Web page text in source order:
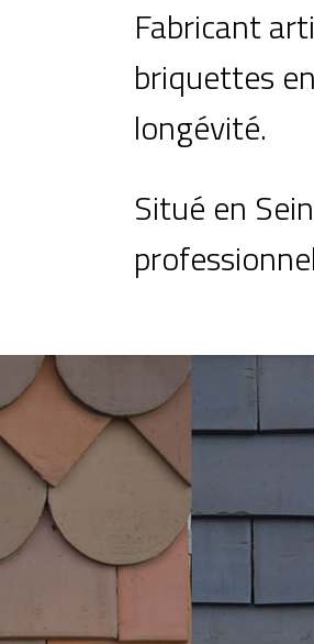
Fabricant
briquettes
longévité.
Situé en